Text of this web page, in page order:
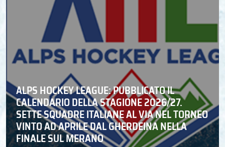
ALPS HOCKEY LEAGUE: PUBBLICATO IL
CALENDARIO DELLA STAGIONE 2026/27.
SETTE SQUADRE ITALIANE AL VIA NEL TORNEO
VINTO AD APRILE DAL GHERDEINA NELLA
FINALE SUL MERANO